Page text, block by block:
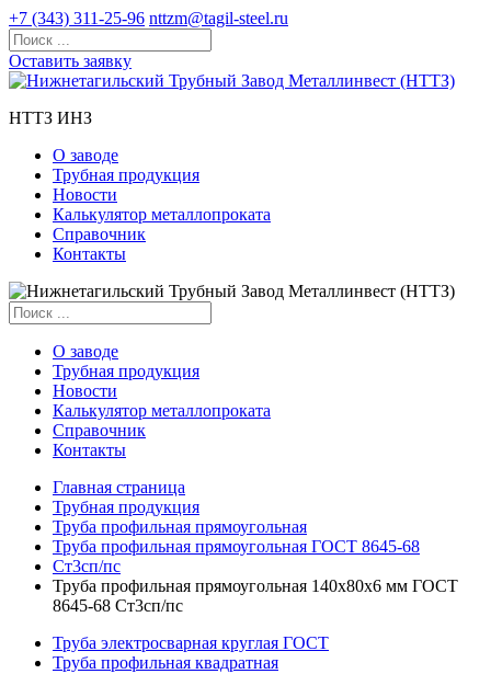
+7 (343) 311-25-96 nttzm@tagil-steel.ru
Оставить заявку
НТТЗ ИНЗ
О заводе
Трубная продукция
Новости
Калькулятор металлопроката
Справочник
Контакты
О заводе
Трубная продукция
Новости
Калькулятор металлопроката
Справочник
Контакты
Главная страница
Трубная продукция
Труба профильная прямоугольная
Труба профильная прямоугольная ГОСТ 8645-68
Ст3сп/пс
Труба профильная прямоугольная 140x80x6 мм ГОСТ
8645-68 Ст3сп/пс
Труба электросварная круглая ГОСТ
Труба профильная квадратная